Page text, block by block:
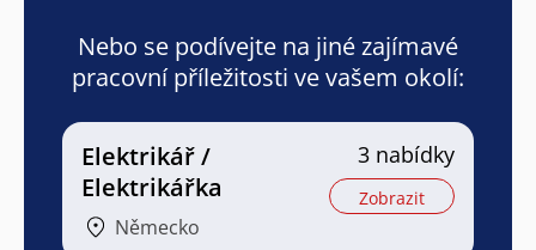
Nebo se podívejte na jiné zajímavé
pracovní příležitosti ve vašem okolí:
Elektrikář /
Elektrikářka
Německo
3 nabídky
Zobrazit